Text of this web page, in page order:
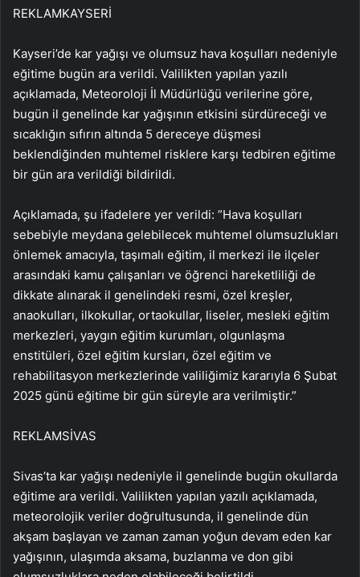
REKLAMKAYSERİ
Kayseri’de kar yağışı ve olumsuz hava koşulları nedeniyle
eğitime bugün ara verildi. Valilikten yapılan yazılı
açıklamada, Meteoroloji İl Müdürlüğü verilerine göre,
bugün il genelinde kar yağışının etkisini sürdüreceği ve
sıcaklığın sıfırın altında 5 dereceye düşmesi
beklendiğinden muhtemel risklere karşı tedbiren eğitime
bir gün ara verildiği bildirildi.
Açıklamada, şu ifadelere yer verildi: ​​​​​​​”Hava koşulları
sebebiyle meydana gelebilecek muhtemel olumsuzlukları
önlemek amacıyla, taşımalı eğitim, il merkezi ile ilçeler
arasındaki kamu çalışanları ve öğrenci hareketliliği de
dikkate alınarak il genelindeki resmi, özel kreşler,
anaokulları, ilkokullar, ortaokullar, liseler, mesleki eğitim
merkezleri, yaygın eğitim kurumları, olgunlaşma
enstitüleri, özel eğitim kursları, özel eğitim ve
rehabilitasyon merkezlerinde valiliğimiz kararıyla 6 Şubat
2025 günü eğitime bir gün süreyle ara verilmiştir.”
REKLAMSİVAS
Sivas’ta kar yağışı nedeniyle il genelinde bugün okullarda
eğitime ara verildi. Valilikten yapılan yazılı açıklamada,
meteorolojik veriler doğrultusunda, il genelinde dün
akşam başlayan ve zaman zaman yoğun devam eden kar
yağışının, ulaşımda aksama, buzlanma ve don gibi